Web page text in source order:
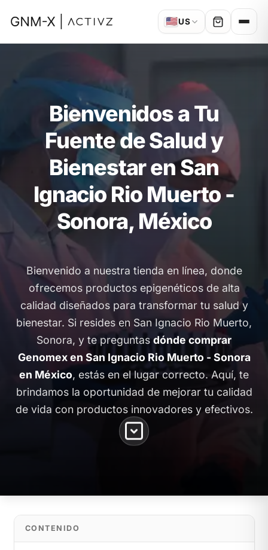
🇺🇸US
Bienvenidos a Tu
Fuente de Salud y
Bienestar en San
Ignacio Rio Muerto -
Sonora, México
Bienvenido a nuestra tienda en línea, donde
ofrecemos productos epigenéticos de alta
calidad diseñados para transformar tu salud y
bienestar. Si resides en San Ignacio Rio Muerto,
Sonora, y te preguntasdónde comprar
Genomex en San Ignacio Rio Muerto - Sonora
en México, estás en el lugar correcto. Aquí, te
brindamos la oportunidad de mejorar tu calidad
de vida con productos innovadores y efectivos.
CONTENIDO